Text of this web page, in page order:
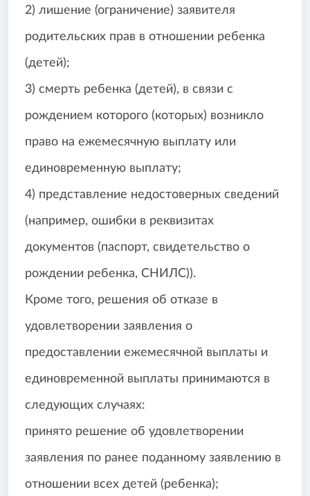
2) лишение (ограничение) заявителя
родительских прав в отношении ребенка
(детей);
3) смерть ребенка (детей), в связи с
рождением которого (которых) возникло
право на ежемесячную выплату или
единовременную выплату;
4) представление недостоверных сведений
(например, ошибки в реквизитах
документов (паспорт, свидетельство о
рождении ребенка, СНИЛС)).
Кроме того, решения об отказе в
удовлетворении заявления о
предоставлении ежемесячной выплаты и
единовременной выплаты принимаются в
следующих случаях:
принято решение об удовлетворении
заявления по ранее поданному заявлению в
отношении всех детей (ребенка);